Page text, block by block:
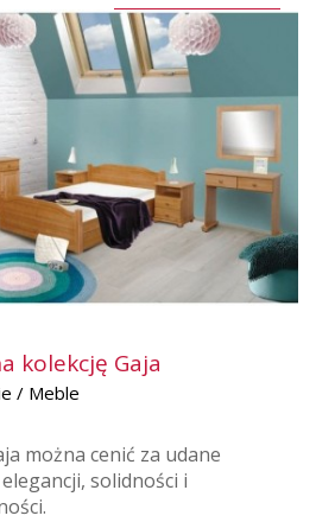
kolekcję Gaja
/ Meble
można cenić za udane
elegancji, solidności i